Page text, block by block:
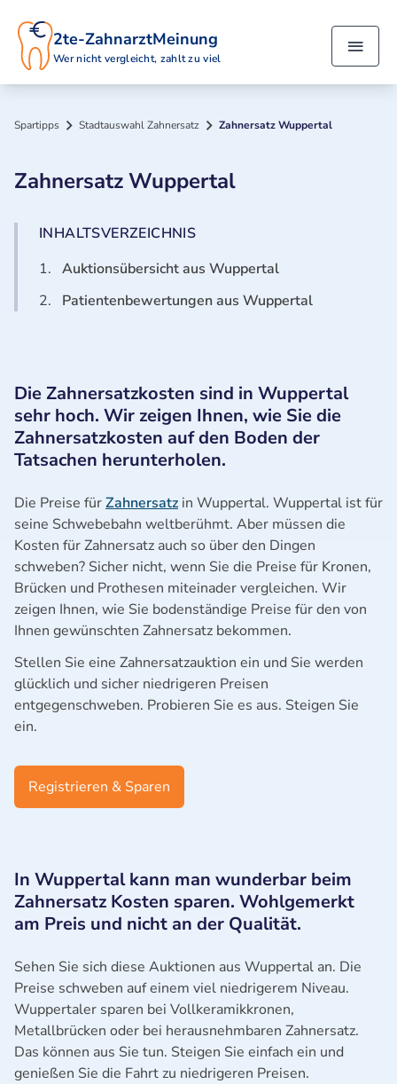
2te-ZahnarztMeinung
Wer nicht vergleicht, zahlt zu viel
Spartipps Stadtauswahl Zahnersatz Zahnersatz Wuppertal
Zahnersatz Wuppertal
INHALTSVERZEICHNIS
1. Auktionsübersicht aus Wuppertal
2.
Patientenbewertungen aus Wuppertal
Die Zahnersatzkosten sind in Wuppertal
sehr hoch. Wir zeigen Ihnen, wie Sie die
Zahnersatzkosten auf den Boden der
Tatsachen herunterholen.
Die Preise fürZahnersatz in Wuppertal. Wuppertal ist für
seine Schwebebahn weltberühmt. Aber müssen die
Kosten für Zahnersatz auch so über den Dingen
schweben? Sicher nicht, wenn Sie die Preise für Kronen,
Brücken und Prothesen miteinader vergleichen. Wir
zeigen Ihnen, wie Sie bodenständige Preise für den von
Ihnen gewünschten Zahnersatz bekommen.
Stellen Sie eine Zahnersatzauktion ein und Sie werden
glücklich und sicher niedrigeren Preisen
entgegenschweben. Probieren Sie es aus. Steigen Sie
ein.
Registrieren & Sparen
In Wuppertal kann man wunderbar beim
Zahnersatz Kosten sparen. Wohlgemerkt
am Preis und nicht an der Qualität.
Sehen Sie sich diese Auktionen aus Wuppertal an. Die
Preise schweben auf einem viel niedrigerem Niveau.
Wuppertaler sparen bei Vollkeramikkronen,
Metallbrücken oder bei herausnehmbaren Zahnersatz.
Das können aus Sie tun. Steigen Sie einfach ein und
genießen Sie die Fahrt zu niedrigeren Preisen.